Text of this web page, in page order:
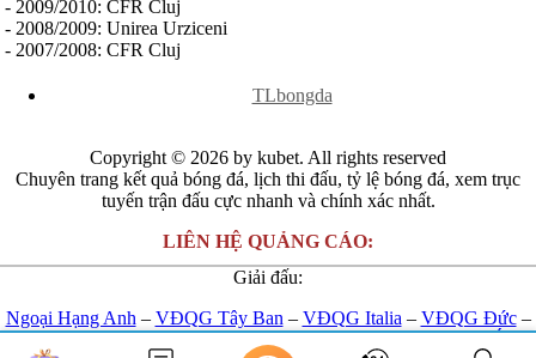
Việt Nam
Ấn độ
Argentina
Brazil
Bolivia
Chi Lê
Colombia
Ecuador
Peru
Uruguay
- 2009/2010: CFR Cluj
- 2008/2009: Unirea Urziceni
- 2007/2008: CFR Cluj
TLbongda
Copyright © 2026 by kubet. All rights reserved
Chuyên trang kết quả bóng đá, lịch thi đấu, tỷ lệ bóng đá, xem trục
tuyến trận đấu cực nhanh và chính xác nhất.
LIÊN HỆ QUẢNG CÁO:
Giải đấu:
Ngoại Hạng Anh – VĐQG Tây Ban – VĐQG Italia – VĐQG Đức–
VĐQG Pháp–Champions League-Euro 2024-U23 Châu Á